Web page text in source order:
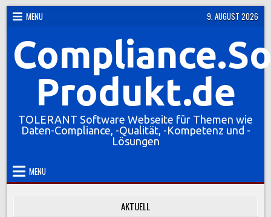
Skip
content
MENU 9. AUGUST 2026
Produkt.de
TOLERANT Software Webseite für Themen wie
Daten-Compliance, -Qualität, -Kompetenz und -
Lösungen
MENU
AKTUELL